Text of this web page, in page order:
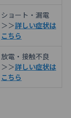
ショート・漏電
＞＞詳しい症状は
こちら
放電・接触不良
＞＞詳しい症状は
こちら